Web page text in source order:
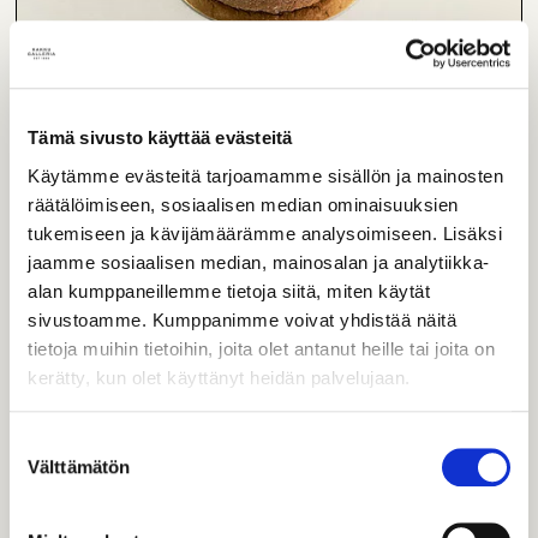
Tämä sivusto käyttää evästeitä
Käytämme evästeitä tarjoamamme sisällön ja mainosten
räätälöimiseen, sosiaalisen median ominaisuuksien
tukemiseen ja kävijämäärämme analysoimiseen. Lisäksi
jaamme sosiaalisen median, mainosalan ja analytiikka-
alan kumppaneillemme tietoja siitä, miten käytät
sivustoamme. Kumppanimme voivat yhdistää näitä
tietoja muihin tietoihin, joita olet antanut heille tai joita on
kerätty, kun olet käyttänyt heidän palvelujaan.
valinta
Välttämätön
Mustaherukka-suklaa
Tumma suklaamousse ja raikas mustaherukkamousse
täydentävät toisiaan tässä kestosuosikissa.
L
Yksittäinen
5,80€